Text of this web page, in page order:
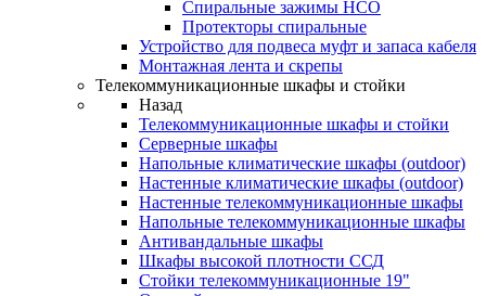
Спиральные зажимы НСО
Протекторы спиральные
Устройство для подвеса муфт и запаса кабеля
Монтажная лента и скрепы
Телекоммуникационные шкафы и стойки
Назад
Телекоммуникационные шкафы и стойки
Серверные шкафы
Напольные климатические шкафы (outdoor)
Настенные климатические шкафы (outdoor)
Настенные телекоммуникационные шкафы
Напольные телекоммуникационные шкафы
Антивандальные шкафы
Шкафы высокой плотности ССД
Стойки телекоммуникационные 19"